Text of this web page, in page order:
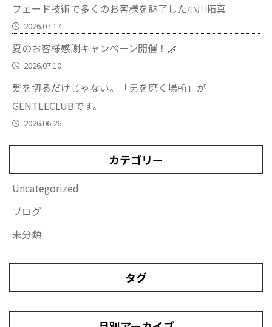
フェード技術で多くのお客様を魅了した小川拓真
2026.07.17
夏のお客様感謝キャンペーン開催！🌿
2026.07.10
髪を切るだけじゃない。「男を磨く場所」が
GENTLECLUBです。
2026.06.26
カテゴリー
Uncategorized
ブログ
未分類
タグ